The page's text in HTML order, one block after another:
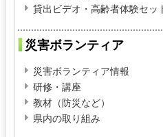
貸出ビデオ・高齢者体験セッ
災害ボランティア
災害ボランティア情報
研修・講座
教材（防災など）
県内の取り組み